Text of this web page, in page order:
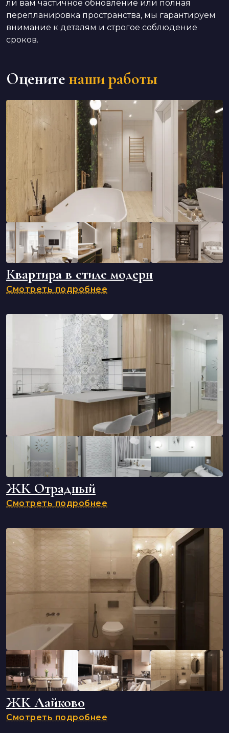
ли вам частичное обновление или полная
перепланировка пространства, мы гарантируем
внимание к деталям и строгое соблюдение
сроков.
Оцените наши работы
Квартира в стиле модерн
Смотреть подробнее
ЖК Отрадный
Смотреть подробнее
ЖК Лайково
Смотреть подробнее